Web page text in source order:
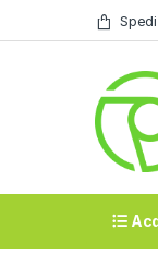
Skip to navigation
Skip to content